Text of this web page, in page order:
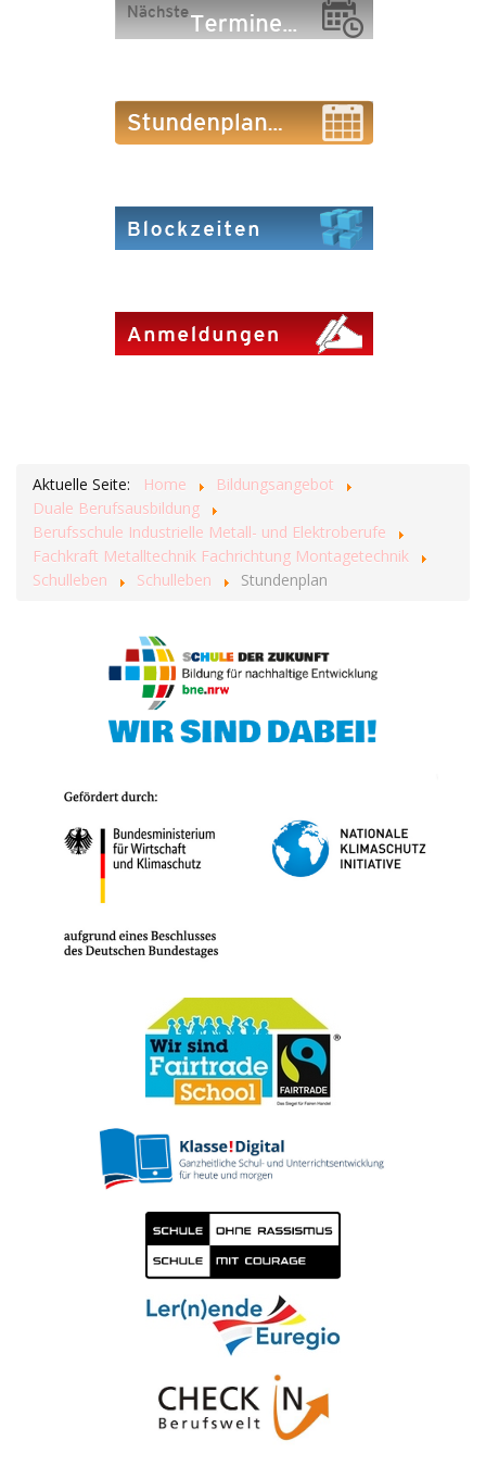
Aktuelle Seite: Home
Bildungsangebot
Duale Berufsausbildung
Berufsschule Industrielle Metall- und Elektroberufe
Fachkraft Metalltechnik Fachrichtung Montagetechnik
Schulleben
Schulleben Stundenplan